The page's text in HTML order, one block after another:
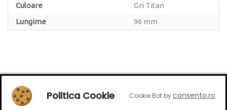
Culoare
Gri Titan
Lungime
96 mm
Review-uri
Politica Cookie Cookie Bot byconsento.ro